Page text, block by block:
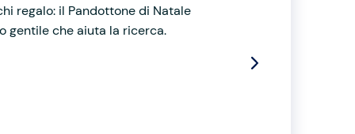
regalo: il Pandottone di Natale
gentile che aiuta la ricerca.